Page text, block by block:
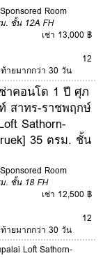
Sponsored Room
. ชั้น 12A FH
เช่า 13,000 ฿
12
ายมากกว่า 30 วัน
าคอนโด 1 ปี ศุภ
สาทร-ราชพฤกษ์
Sathorn-
35 ตรม. ชั้น
Sponsored Room
. ชั้น 18 FH
เช่า 12,500 ฿
12
ายมากกว่า 30 วัน
Loft Sathorn-